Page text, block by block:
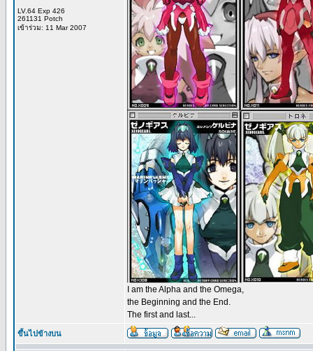
LV.64 Exp 426
261131 Potch
เข้าร่วม: 11 Mar 2007
I am the Alpha and the Omega,
the Beginning and the End.
The first and last...
ขึ้นไปข้างบน